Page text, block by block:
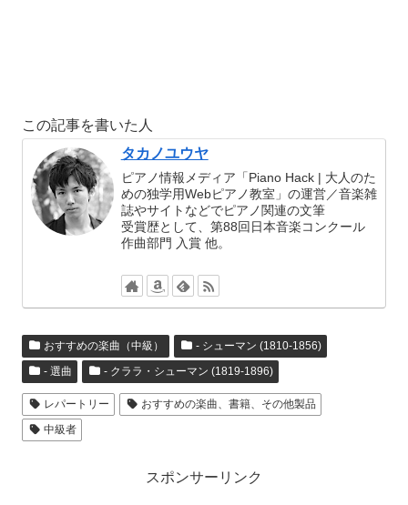
この記事を書いた人
タカノユウヤ
ピアノ情報メディア「Piano Hack | 大人のた
めの独学用Webピアノ教室」の運営／音楽雑
誌やサイトなどでピアノ関連の文筆
受賞歴として、第88回日本音楽コンクール
作曲部門 入賞 他。
おすすめの楽曲（中級）
- シューマン (1810-1856)
- 選曲
- クララ・シューマン (1819-1896)
レパートリー
おすすめの楽曲、書籍、その他製品
中級者
スポンサーリンク